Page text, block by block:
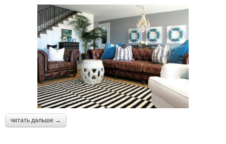
читать дальше →